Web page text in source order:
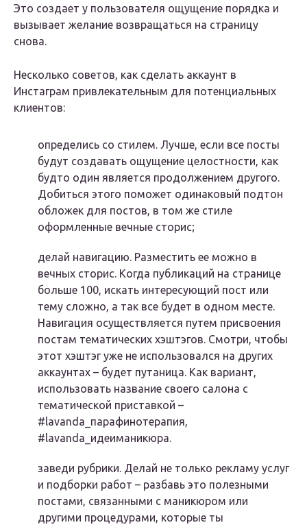
Это создает у пользователя ощущение порядка и
вызывает желание возвращаться на страницу
снова.
Несколько советов, как сделать аккаунт в
Инстаграм привлекательным для потенциальных
клиентов:
определись со стилем. Лучше, если все посты
будут создавать ощущение целостности, как
будто один является продолжением другого.
Добиться этого поможет одинаковый подтон
обложек для постов, в том же стиле
оформленные вечные сторис;
делай навигацию. Разместить ее можно в
вечных сторис. Когда публикаций на странице
больше 100, искать интересующий пост или
тему сложно, а так все будет в одном месте.
Навигация осуществляется путем присвоения
постам тематических хэштэгов. Смотри, чтобы
этот хэштэг уже не использовался на других
аккаунтах – будет путаница. Как вариант,
использовать название своего салона с
тематической приставкой –
#lavanda_парафинотерапия,
#lavanda_идеиманикюра.
заведи рубрики. Делай не только рекламу услуг
и подборки работ – разбавь это полезными
постами, связанными с маникюром или
другими процедурами, которые ты